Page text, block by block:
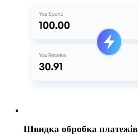
Швидка обробка платежів